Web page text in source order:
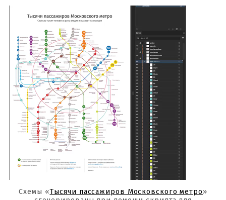
Схемы «Тысячи пассажиров Московского метро»